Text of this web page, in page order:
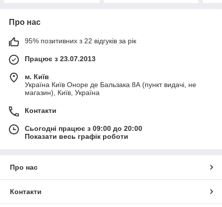
Про нас
95% позитивних з 22 відгуків за рік
Працює з 23.07.2013
м. Київ
Україна Київ Оноре де Бальзака 8А (пункт видачі, не
магазин), Київ, Україна
Контакти
Сьогодні працює з 09:00 до 20:00
Показати весь графік роботи
Про нас
Контакти